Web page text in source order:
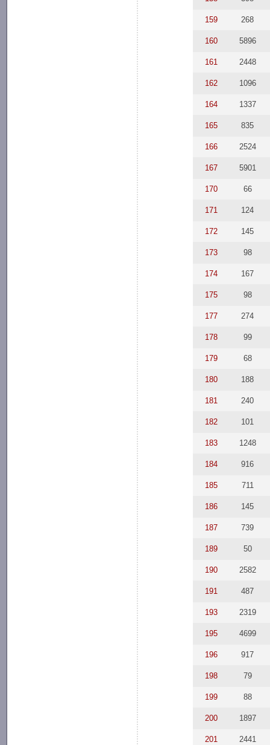
159 268
160 5896
161 2448
162 1096
164 1337
165 835
166 2524
167 5901
170 66
171 124
172 145
173 98
174 167
175 98
177 274
178 99
179 68
180 188
181 240
182 101
183 1248
184 916
185 711
186 145
187 739
189 50
190 2582
191 487
193 2319
195 4699
196 917
198 79
199 88
200 1897
201 2441